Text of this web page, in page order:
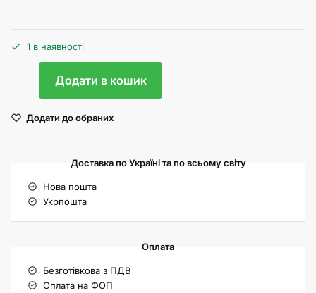
1 в наявності
Додати в кошик
Додати до обраних
Доставка по Україні та по всьому світу
Нова пошта
Укрпошта
Оплата
Безготівкова з ПДВ
Оплата на ФОП